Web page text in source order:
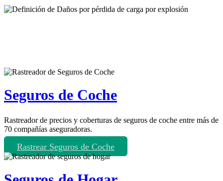
Seguros de Coche
Rastreador de precios y coberturas de seguros de coche entre más de
70 compañías aseguradoras.
Rastrear Seguros de Coche